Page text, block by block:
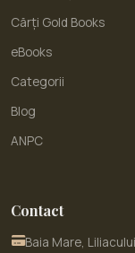
Cărți Gold Books
eBooks
Categorii
Blog
ANPC
Contact
Baia Mare,